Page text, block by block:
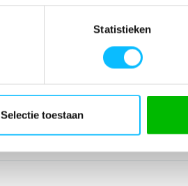
Statistieken
Selectie toestaan
nummer
5708628326322